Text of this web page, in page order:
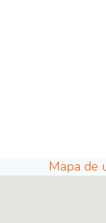
Mapa de
Lugares de